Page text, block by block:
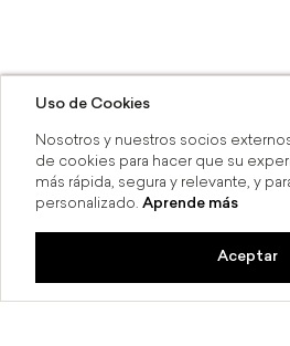
Uso de Cookies
Nosotros y nuestros socios
de cookies para hacer que su
más rápida, segura y relevante, y
personalizado. Aprende más
Aceptar
6 MSI